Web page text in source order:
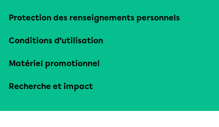
Protection des renseignements personnels
Conditions d’utilisation
Matériel promotionnel
Recherche et impact